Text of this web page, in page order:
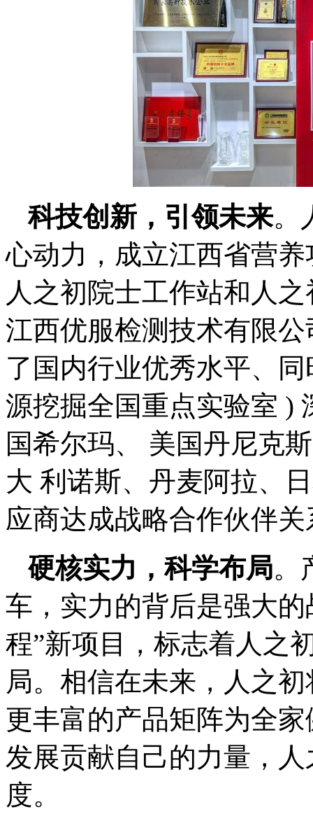
科技创新，引领未来。
心动力，成立江西省营
人之初院士工作站和人
江西优服检测技术有限
了国内行业优秀水平、
源挖掘全国重点实验室 )
国希尔玛、 美国丹尼克
大 利诺斯、丹麦阿拉、
应商达成战略合作伙伴关
硬核实力，科学布局。
车，实力的背后是强大
程”新项目，标志着人之
局。相信在未来，人之
更丰富的产品矩阵为全
发展贡献自己的力量，
度。